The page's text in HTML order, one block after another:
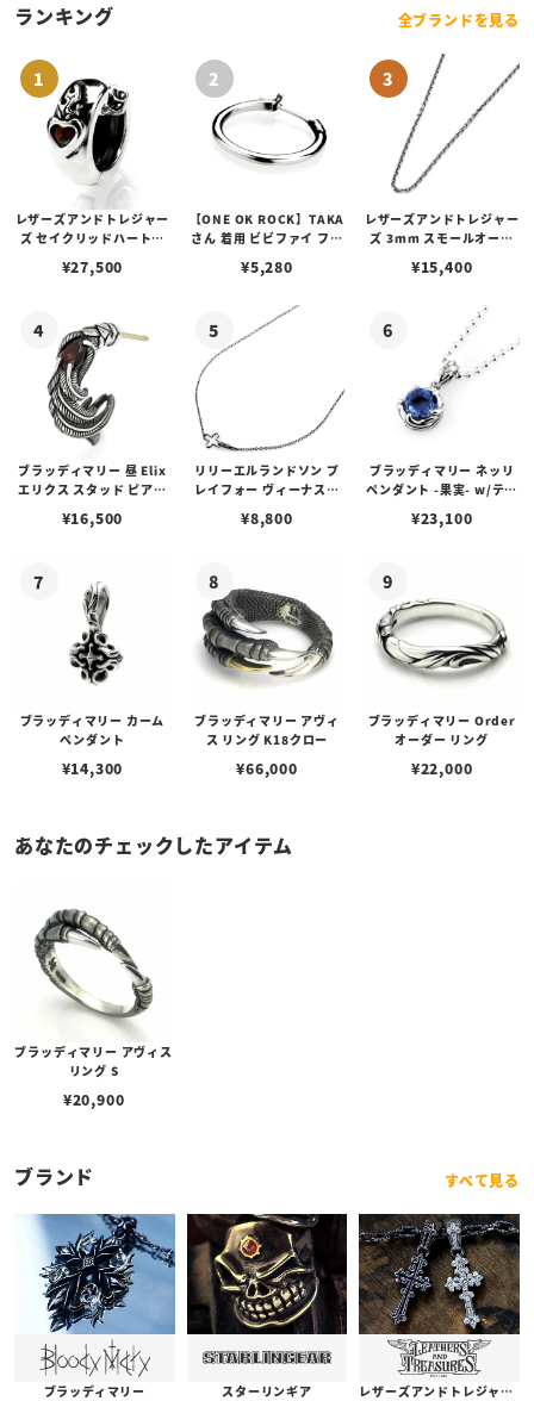
ランキング 全ブランドを見る
レザーズアンドトレジャー
ズ セイクリッドハートピ
¥27,500
【ONE OK ROCK】TAKA
さん 着用 ビビファイ フー
¥5,280
レザーズアンドトレジャー
ズ 3mm スモールオーバ
ブスタークラスプ＆LTロ
¥15,400
ブラッディマリー 昼 Elix
エリクス スタッド ピアス
¥16,500
リリーエルランドソン プ
レイフォー ヴィーナスチ
¥8,800
ブラッディマリー ネッリ
ペンダント -果実- w/ティ
¥23,100
ブラッディマリー カーム
ペンダント
¥14,300
ブラッディマリー アヴィ
ス リング K18クロー
¥66,000
ブラッディマリー Order
オーダー リング
¥22,000
あなたのチェックしたアイテム
ブラッディマリー アヴィス
リング S
¥20,900
ブランド すべて見る
ブラッディマリー スターリンギア レザーズアンドトレジャーズ